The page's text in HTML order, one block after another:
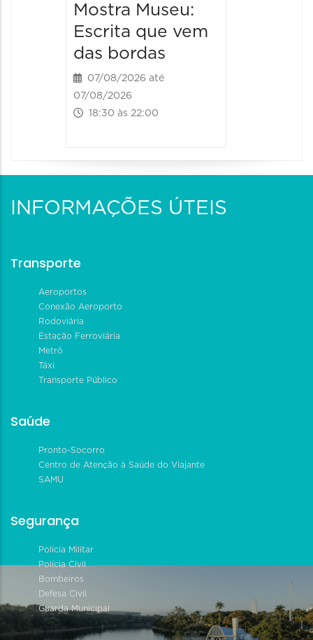
Mostra Museu:
Escrita que vem
das bordas
07/08/2026 até
07/08/2026
18:30 às 22:00
INFORMAÇÕES ÚTEIS
Transporte
Aeroportos
Conexão Aeroporto
Rodoviária
Estação Ferroviária
Metrô
Táxi
Transporte Público
Saúde
Pronto-Socorro
Centro de Atenção à Saúde do Viajante
SAMU
Segurança
Polícia Militar
Polícia Civil
Bombeiros
Defesa Civil
Guarda Municipal